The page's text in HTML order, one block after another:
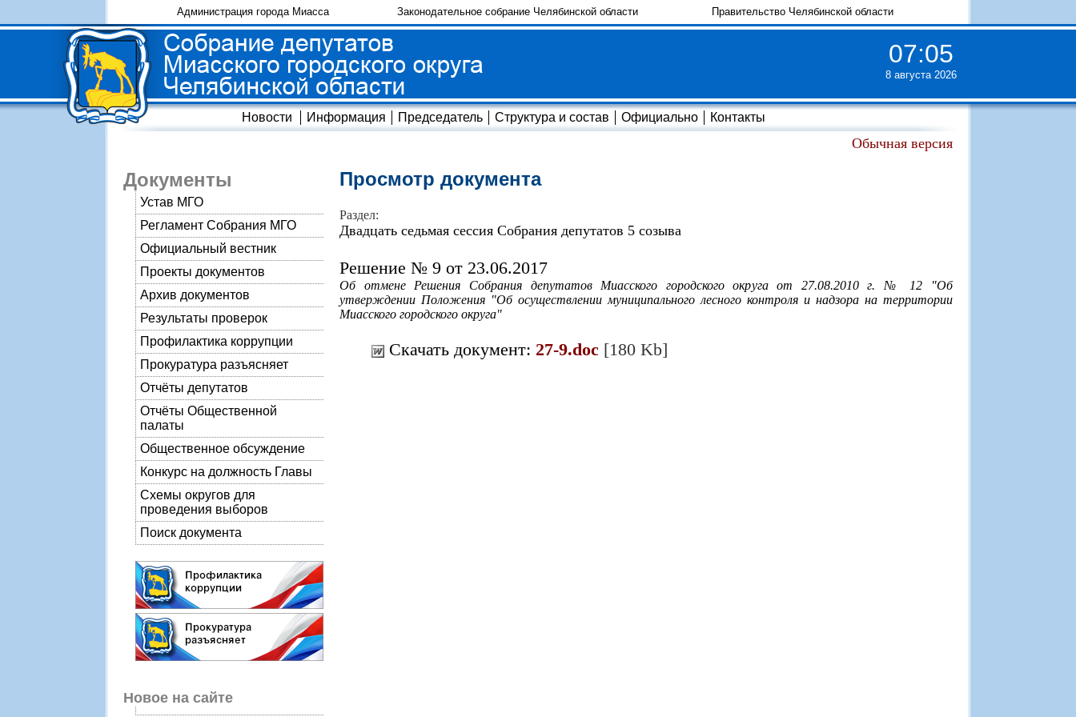
Администрация города Миасса Законодательное собрание Челябинской области Правительство Челябинской области
07:05
8 августа 2026
Новости Информация Председатель Структура и состав Официально Контакты
Обычная версия
Документы
Устав МГО
Регламент Собрания МГО
Официальный вестник
Проекты документов
Архив документов
Результаты проверок
Профилактика коррупции
Прокуратура разъясняет
Отчёты депутатов
Отчёты Общественной
палаты
Общественное обсуждение
Конкурс на должность Главы
Схемы округов для
проведения выборов
Поиск документа
Новое на сайте
Просмотр документа
Раздел:
Двадцать седьмая сессия Собрания депутатов 5 созыва
Решение № 9 от 23.06.2017
Об отмене Решения Собрания депутатов Миасского городского округа от 27.08.2010 г. № 12 "Об
утверждении Положения "Об осуществлении муниципального лесного контроля и надзора на территории
Миасского городского округа"
Скачать документ: 27-9.doc [180 Kb]